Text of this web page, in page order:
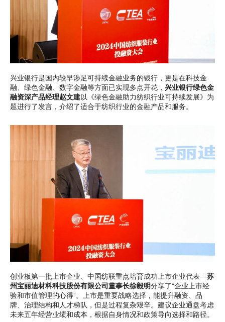
兴业银行是国内较早涉足可持续金融业务的银行，更是在科技金
融、绿色金融、数字金融等方面已实现多点开花， 兴业银行绿色金
融资深产品经理赵文建以《绿色金融助力纺织行业可持续发展》为
题进行了发言，介绍了适合于纺织行业的金融产品和服务。
创业板第一批上市企业、中国纺联重点培育成功上市企业代表——苏
州宝丽迪材料科技股份有限公司董事长徐毅明分享了“企业上市经
验和市值管理的心得”。上市是重要战略选择，能提升融资、品
牌、治理结构和人才梯队，但是过程复杂艰辛。建议企业通盘考虑
未来五年经营业绩和成本，根据自身情况和政策导向选择和路径。